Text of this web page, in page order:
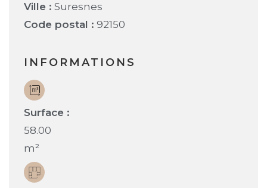
Ville : Suresnes
Code postal : 92150
INFORMATIONS
Surface :
58.00
m²